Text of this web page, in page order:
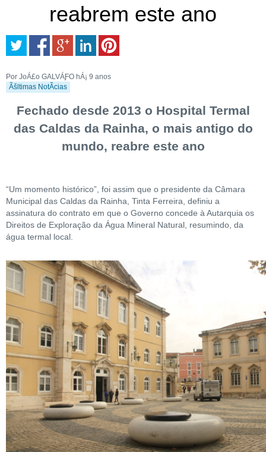
reabrem este ano
Por JoÁ£o GALVÁƑO hÁ¡ 9 anos
Ãšltimas NotÃ­cias
Fechado desde 2013 o Hospital Termal
das Caldas da Rainha, o mais antigo do
mundo, reabre este ano
“Um momento histórico”, foi assim que o presidente da Câmara
Municipal das Caldas da Rainha, Tinta Ferreira, definiu a
assinatura do contrato em que o Governo concede à Autarquia os
Direitos de Exploração da Água Mineral Natural, resumindo, da
água termal local.